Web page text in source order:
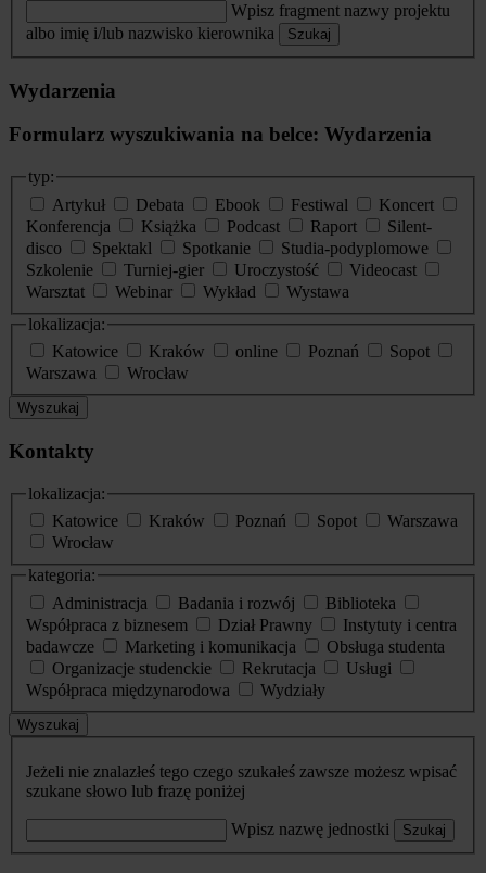
Wpisz fragment nazwy projektu
albo imię i/lub nazwisko kierownika
Szukaj
Wydarzenia
Formularz wyszukiwania na belce: Wydarzenia
typ:
Artykuł
Debata Ebook Festiwal
Koncert
Konferencja
Książka Podcast Raport
Silent-
disco
Spektakl Spotkanie
Studia-podyplomowe
Szkolenie
Turniej-gier Uroczystość
Videocast
Warsztat
Webinar Wykład
Wystawa
lokalizacja:
Katowice
Kraków online Poznań
Sopot
Warszawa
Wrocław
Wyszukaj
Kontakty
lokalizacja:
Katowice
Kraków Poznań Sopot
Warszawa
Wrocław
kategoria:
Administracja
Badania i rozwój
Biblioteka
Współpraca z biznesem
Dział Prawny
Instytuty i centra
badawcze
Marketing i komunikacja
Obsługa studenta
Organizacje studenckie
Rekrutacja
Usługi
Współpraca międzynarodowa
Wydziały
Wyszukaj
Jeżeli nie znalazłeś tego czego szukałeś zawsze możesz wpisać
szukane słowo lub frazę poniżej
Wpisz nazwę jednostki Szukaj